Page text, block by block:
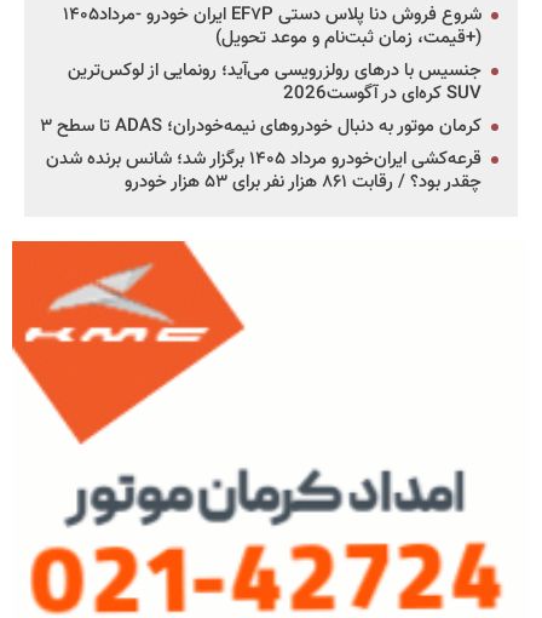
شروع فروش دنا پلاس دستی EF۷P ایران خودرو -مرداد۱۴۰۵
(+قیمت، زمان ثبت‌نام و موعد تحویل)
جنسیس با درهای رولزرویسی می‌آید؛ رونمایی از لوکس‌ترین
SUV کره‌ای در آگوست2026
کرمان موتور به دنبال خودروهای نیمه‌خودران؛ ADAS تا سطح ۳
قرعه‌کشی ایران‌خودرو مرداد ۱۴۰۵ برگزار شد؛ شانس برنده شدن
چقدر بود؟ / رقابت ۸۶۱ هزار نفر برای ۵۳ هزار خودرو